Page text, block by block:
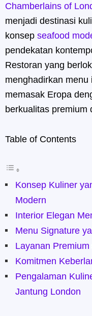
Chamberlains of
menjadi destinasi
konsep seafood
pendekatan
Restoran yang
menghadirkan
memasak Eropa
berkualitas premium
Table of Contents
Konsep Kuliner
Modern
Interior Elegan
Menu Signature
Layanan
Komitmen
Pengalaman
Jantung London